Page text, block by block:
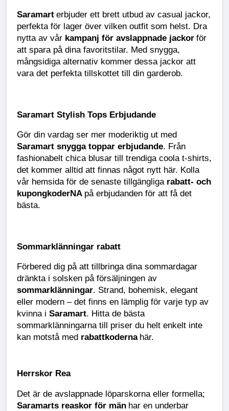
Saramart erbjuder ett brett utbud av casual jackor,
perfekta för lager över vilken outfit som helst. Dra
nytta av vår kampanj för avslappnade jackor för
att spara på dina favoritstilar. Med snygga,
mångsidiga alternativ kommer dessa jackor att
vara det perfekta tillskottet till din garderob.
Saramart Stylish Tops Erbjudande
Gör din vardag ser mer moderiktig ut med
Saramart snygga toppar erbjudande. Från
fashionabelt chica blusar till trendiga coola t-shirts,
det kommer alltid att finnas något nytt här. Kolla
vår hemsida för de senaste tillgängliga rabatt- och
kupongkoderNA på erbjudanden för att få det
bästa.
Sommarklänningar rabatt
Förbered dig på att tillbringa dina sommardagar
dränkta i solsken på försäljningen av
sommarklänningar. Strand, bohemisk, elegant
eller modern – det finns en lämplig för varje typ av
kvinna i Saramart. Hitta de bästa
sommarklänningarna till priser du helt enkelt inte
kan motstå med rabattkoderna här.
Herrskor Rea
Det är de avslappnade löparskorna eller formella;
Saramarts reaskor för män har en underbar